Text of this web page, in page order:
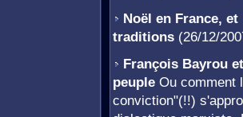
Noël en France,
traditions (26/12/
François Bayrou
peuple Ou comment
conviction"(!!)